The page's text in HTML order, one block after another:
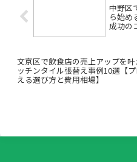
中野区
ら始め
成功の
文京区で飲食店の売上アップを叶
ッチンタイル張替え事例10選【
える選び方と費用相場】